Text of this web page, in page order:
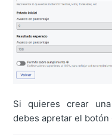
Si quieres crear
debes apretar el